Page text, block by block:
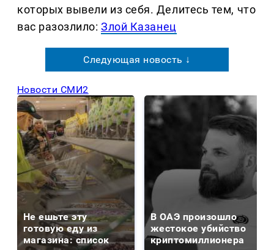
которых вывели из себя. Делитеcь тем, что
вас разозлило:Злой Казанец
Следующая новость ↓
Новости СМИ2
Не ешьте эту
готовую еду из
магазина: список
В ОАЭ произошло
жестокое убийство
криптомиллионера